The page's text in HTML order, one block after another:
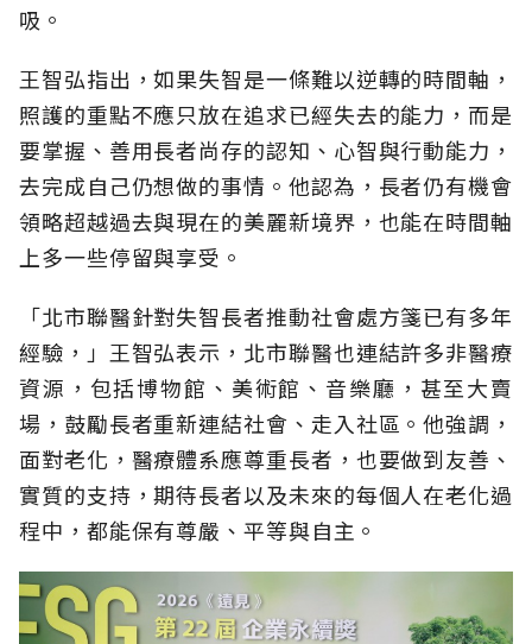
吸。
王智弘指出，如果失智是一條難以逆轉的時間軸，
照護的重點不應只放在追求已經失去的能力，而是
要掌握、善用長者尚存的認知、心智與行動能力，
去完成自己仍想做的事情。他認為，長者仍有機會
領略超越過去與現在的美麗新境界，也能在時間軸
上多一些停留與享受。
「北市聯醫針對失智長者推動社會處方箋已有多年
經驗，」王智弘表示，北市聯醫也連結許多非醫療
資源，包括博物館、美術館、音樂廳，甚至大賣
場，鼓勵長者重新連結社會、走入社區。他強調，
面對老化，醫療體系應尊重長者，也要做到友善、
實質的支持，期待長者以及未來的每個人在老化過
程中，都能保有尊嚴、平等與自主。